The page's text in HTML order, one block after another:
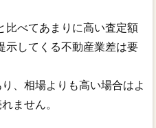
比べてあまりに高い査定額
示してくる不動産業差は要
、相場よりも高い場合はよ
ません。